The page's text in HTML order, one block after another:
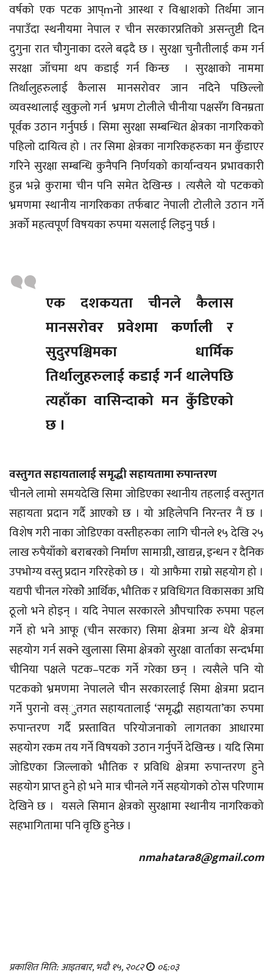
वर्षको एक पटक आप्mनो आस्था र विश्वाशको तिर्थमा जान
नपाउँदा स्थनीयमा नेपाल र चीन सरकारप्रतिको असन्तुष्टी दिन
दुगुना रात चौगुनाका दरले बढ्दै छ । सुरक्षा चुनौतीलाई कम गर्न
सरक्षा जाँचमा थप कडाई गर्न किन्छ । सुरक्षाको नाममा
तिर्थालुहरुलाई कैलास मानसरोवर जान नदिने पछिल्लो
व्यवस्थालाई खुकुलो गर्न भ्रमण टोलीले चीनीया पक्षसँग विनम्रता
पूर्वक उठान गर्नुपर्छ । सिमा सुरक्षा सम्बन्धित क्षेत्रका नागरिकको
पहिलो दायित्व हो । तर सिमा क्षेत्रका नागरिकहरुका मन कुँडाएर
गरिने सुरक्षा सम्बन्धि कुनैपनि निर्णयको कार्यान्वयन प्रभावकारी
हुन्न भन्ने कुरामा चीन पनि समेत देखिन्छ । त्यसैले यो पटकको
भ्रमणमा स्थानीय नागरिकका तर्फबाट नेपाली टोलीले उठान गर्ने
अर्को महत्वपूर्ण विषयका रुपमा यसलाई लिइनु पर्छ ।
एक दशकयता चीनले कैलास
मानसरोवर प्रवेशमा कर्णाली र
सुदुरपश्चिमका धार्मिक
तिर्थालुहरुलाई कडाई गर्न थालेपछि
त्यहाँका वासिन्दाको मन कुँडिएको
छ ।
वस्तुगत सहायतालाई समृद्धी सहायतामा रुपान्तरण
चीनले लामो समयदेखि सिमा जोडिएका स्थानीय तहलाई वस्तुगत
सहायता प्रदान गर्दै आएको छ । यो अहिलेपनि निरन्तर नैं छ ।
विशेष गरी नाका जोडिएका वस्तीहरुका लागि चीनले १५ देखि २५
लाख रुपैयाँको बराबरको निर्माण सामाग्री, खाद्यन्न, इन्धन र दैनिक
उपभोग्य वस्तु प्रदान गरिरहेको छ । यो आफैमा राम्रो सहयोग हो ।
यद्यपी चीनल गरेकोे आर्थिक, भौतिक र प्रविधिगत विकासका अघि
ठूलो भने होइन् । यदि नेपाल सरकारले औपचारिक रुपमा पहल
गर्ने हो भने आफू (चीन सरकार) सिमा क्षेत्रमा अन्य धेरै क्षेत्रमा
सहयोग गर्न सक्ने खुलासा सिमा क्षेत्रको सुरक्षा वार्ताका सन्दर्भमा
चीनिया पक्षले पटक–पटक गर्ने गरेका छन् । त्यसैले पनि यो
पटकको भ्रमणमा नेपालले चीन सरकारलाई सिमा क्षेत्रमा प्रदान
गर्ने पुरानो वस्ुतगत सहायतालाई ‘समृद्धी सहायता’का रुपमा
रुपान्तरण गर्दै प्रस्तावित परियोजनाको लागतका आधारमा
सहयोग रकम तय गर्ने विषयको उठान गर्नुपर्ने देखिन्छ । यदि सिमा
जोडिएका जिल्लाको भौतिक र प्रविधि क्षेत्रमा रुपान्तरण हुने
सहयोग प्राप्त हुने हो भने मात्र चीनले गर्ने सहयोगको ठोस परिणाम
देखिने छ । यसले सिमान क्षेत्रको सुरक्षामा स्थानीय नागरिकको
सहभागितामा पनि वृछि हुनेछ ।
nmahatara8@gmail.com
प्रकाशित मिति: आइतबार, भदौ १५, २०८२ ०६:०३